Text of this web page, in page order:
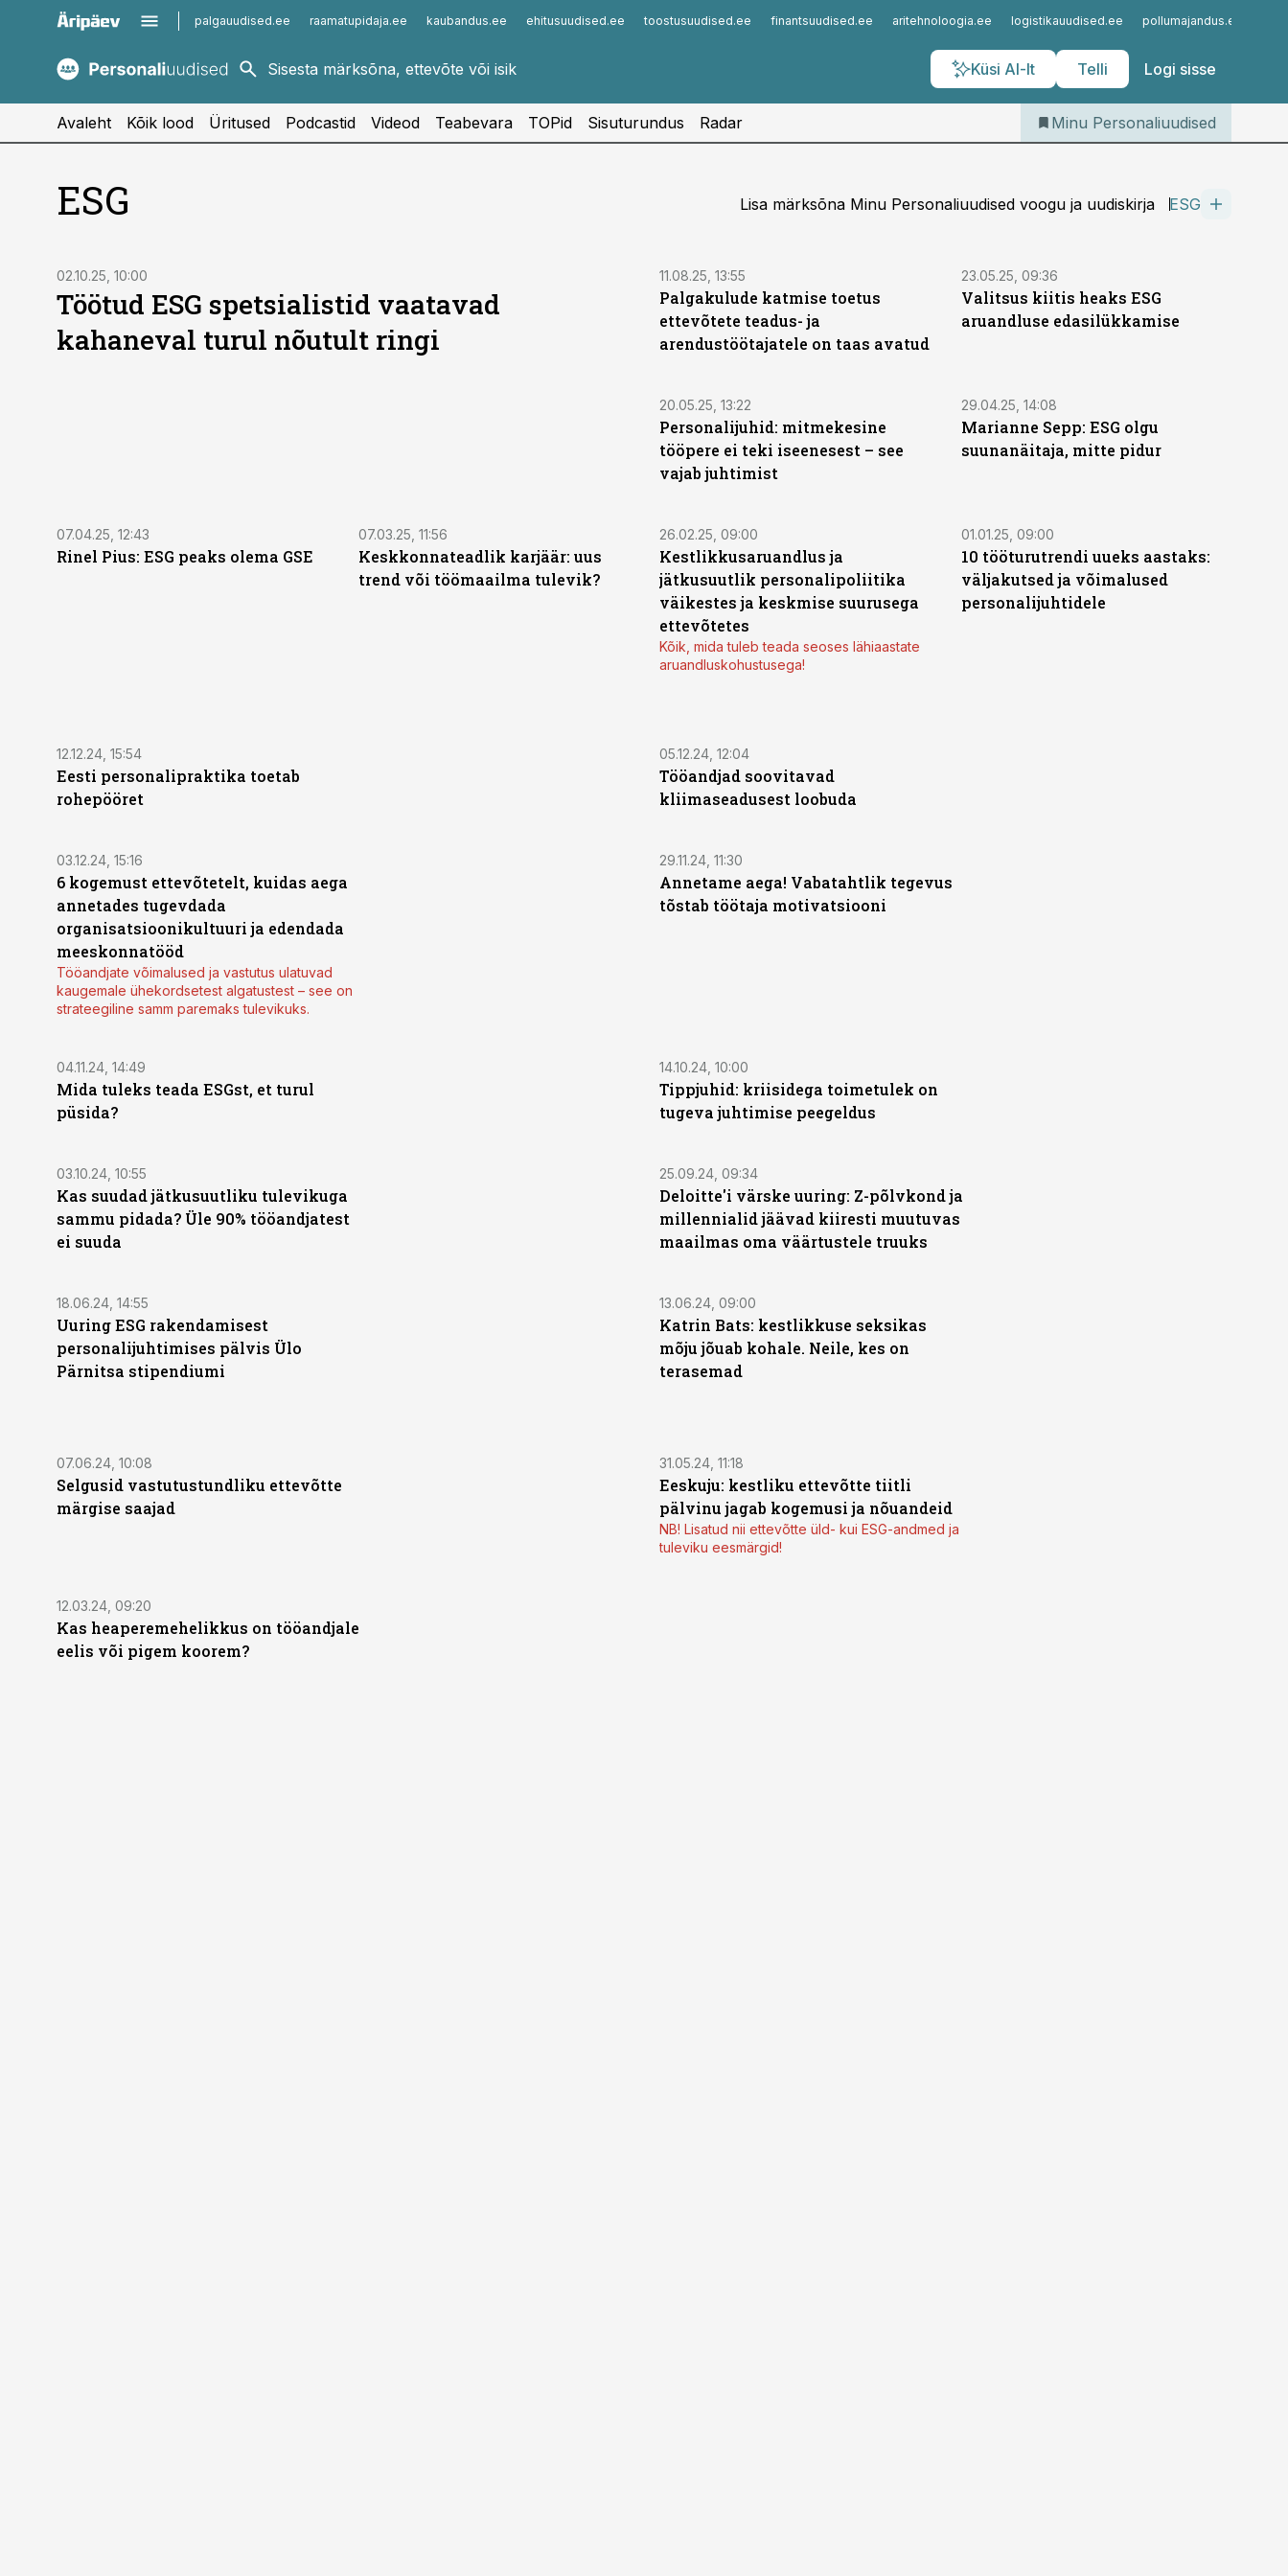
palgauudised.ee raamatupidaja.ee kaubandus.ee ehitusuudised.ee toostusuudised.ee finantsuudised.ee aritehnoloogia.ee logistikauudised.ee pollumajandus.ee
Küsi AI-lt Telli Logi sisse
kaubandus.ee
kinnisvarauudised.ee
imelineajalugu.ee
Infopank
Iseteenindus
Telli Personaliuudised
Avaleht Kõik lood Üritused Podcastid Videod Teabevara TOPid Sisuturundus Radar Minu Personaliuudised
ESG Lisa märksõna Minu Personaliuudised voogu ja uudiskirja ESG
02.10.25, 10:00
Töötud ESG spetsialistid vaatavad
kahaneval turul nõutult ringi
11.08.25, 13:55
Palgakulude katmise toetus
ettevõtete teadus-​ ja
arendustöötajatele on taas avatud
23.05.25, 09:36
Valitsus kiitis heaks ESG
aruandluse edasilükkamise
20.05.25, 13:22
Personalijuhid: mitmekesine
tööpere ei teki iseenesest – see
vajab juhtimist
29.04.25, 14:08
Marianne Sepp: ESG olgu
suunanäitaja, mitte pidur
07.04.25, 12:43
Rinel Pius: ESG peaks olema GSE
07.03.25, 11:56
Keskkonnateadlik karjäär: uus
trend või töömaailma tulevik?
26.02.25, 09:00
Kestlikkusaruandlus ja
jätkusuutlik personalipoliitika
väikestes ja keskmise suurusega
ettevõtetes
Kõik, mida tuleb teada seoses lähiaastate
aruandluskohustusega!
01.01.25, 09:00
10 tööturutrendi uueks aastaks:
väljakutsed ja võimalused
personalijuhtidele
12.12.24, 15:54
Eesti personalipraktika toetab
rohepööret
05.12.24, 12:04
Tööandjad soovitavad
kliimaseadusest loobuda
03.12.24, 15:16
6 kogemust ettevõtetelt, kuidas aega
annetades tugevdada
organisatsioonikultuuri ja edendada
meeskonnatööd
Tööandjate võimalused ja vastutus ulatuvad
kaugemale ühekordsetest algatustest – see on
strateegiline samm paremaks tulevikuks.
29.11.24, 11:30
Annetame aega! Vabatahtlik tegevus
tõstab töötaja motivatsiooni
04.11.24, 14:49
Mida tuleks teada ESGst, et turul
püsida?
14.10.24, 10:00
Tippjuhid: kriisidega toimetulek on
tugeva juhtimise peegeldus
03.10.24, 10:55
Kas suudad jätkusuutliku tulevikuga
sammu pidada? Üle 90% tööandjatest
ei suuda
25.09.24, 09:34
Deloitte'i värske uuring: Z-põlvkond ja
millennialid jäävad kiiresti muutuvas
maailmas oma väärtustele truuks
18.06.24, 14:55
Uuring ESG rakendamisest
personalijuhtimises pälvis Ülo
Pärnitsa stipendiumi
13.06.24, 09:00
Katrin Bats: kestlikkuse seksikas
mõju jõuab kohale. Neile, kes on
terasemad
07.06.24, 10:08
Selgusid vastutustundliku ettevõtte
märgise saajad
31.05.24, 11:18
Eeskuju: kestliku ettevõtte tiitli
pälvinu jagab kogemusi ja nõuandeid
NB! Lisatud nii ettevõtte üld- kui ESG-andmed ja
tuleviku eesmärgid!
12.03.24, 09:20
Kas heaperemehelikkus on tööandjale
eelis või pigem koorem?